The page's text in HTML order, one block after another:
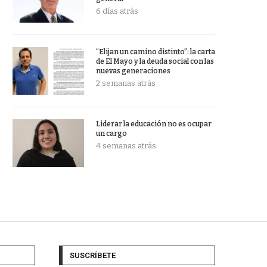
6 días atrás
“Elijan un camino distinto”: la carta
de El Mayo y la deuda social con las
nuevas generaciones
2 semanas atrás
Liderar la educación no es ocupar
un cargo
4 semanas atrás
SUSCRÍBETE